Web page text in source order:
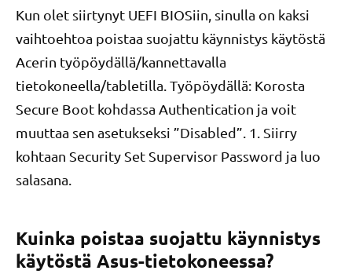
Kun olet siirtynyt UEFI BIOSiin, sinulla on kaksi
vaihtoehtoa poistaa suojattu käynnistys käytöstä
Acerin työpöydällä/kannettavalla
tietokoneella/tabletilla. Työpöydällä: Korosta
Secure Boot kohdassa Authentication ja voit
muuttaa sen asetukseksi ”Disabled”. 1. Siirry
kohtaan Security Set Supervisor Password ja luo
salasana.
Kuinka poistaa suojattu käynnistys
käytöstä Asus-tietokoneessa?